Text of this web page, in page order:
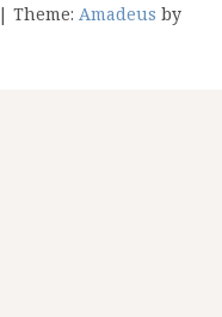
| Theme: Amadeus by